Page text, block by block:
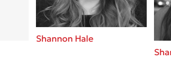
Shannon Hale